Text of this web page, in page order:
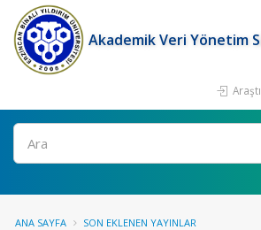
Akademik Veri Yönetim
Ara
ANA SAYFA SON EKLENEN YAYINLAR